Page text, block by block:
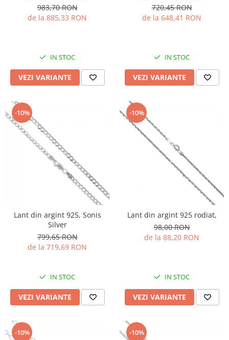
983,70 RON
de la 885,33 RON
IN STOC
VEZI VARIANTE
720,45 RON
de la 648,41 RON
IN STOC
VEZI VARIANTE
-10%
Lant din argint 925, Sonis
Silver
799,65 RON
de la 719,69 RON
IN STOC
VEZI VARIANTE
-10%
Lant din argint 925 rodiat,
98,00 RON
de la 88,20 RON
IN STOC
VEZI VARIANTE
-10% -10%